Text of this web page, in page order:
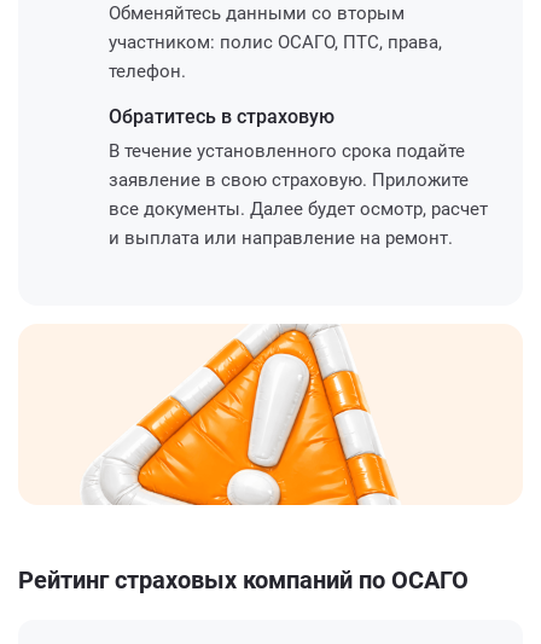
Обменяйтесь данными со вторым
участником: полис ОСАГО, ПТС, права,
телефон.
Обратитесь в страховую
В течение установленного срока подайте
заявление в свою страховую. Приложите
все документы. Далее будет осмотр, расчет
и выплата или направление на ремонт.
Рейтинг страховых компаний по ОСАГО